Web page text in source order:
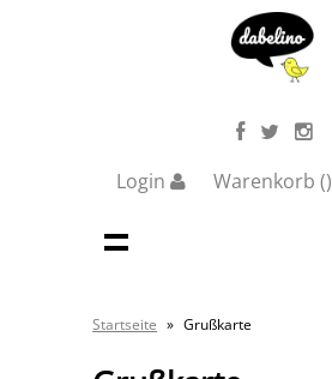
Login Warenkorb()
Startseite » Grußkarte